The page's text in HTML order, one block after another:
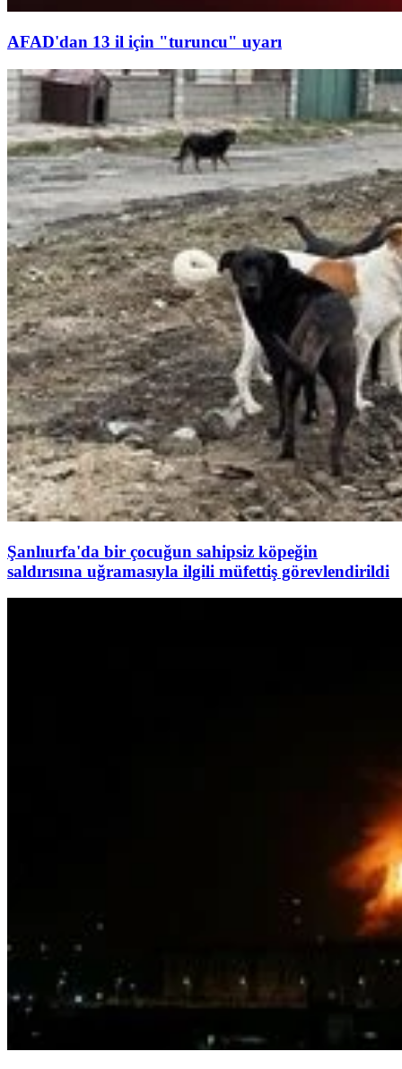
AFAD'dan 13 il için "turuncu" uyarı
Şanlıurfa'da bir çocuğun sahipsiz köpeğin
saldırısına uğramasıyla ilgili müfettiş görevlendirildi